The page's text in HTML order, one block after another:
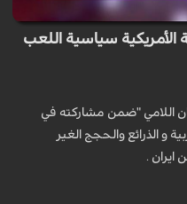
سياسية اللعب
اللامي "ضمن مشاركته في
و الذرائع والحجج الغير
.